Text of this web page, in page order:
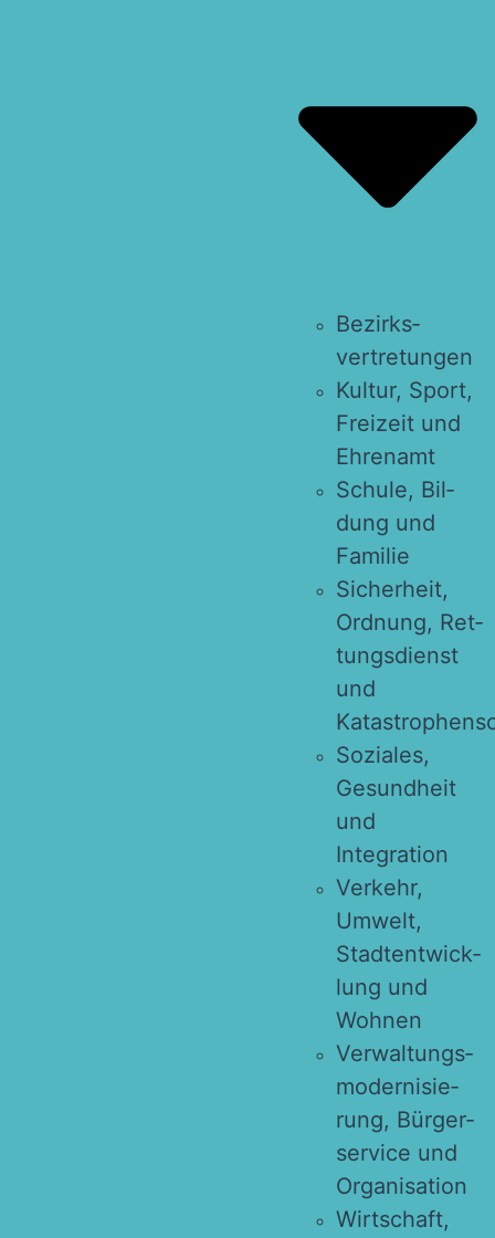
Bezirks­
vertretungen
Kul­tur, Sport,
Frei­zeit und
Ehrenamt
Schu­le, Bil­
dung und
Familie
Sicher­heit,
Ord­nung, Ret­
tungs­dienst
und
Sozia­les,
Gesund­heit
und
Integration
Ver­kehr,
Umwelt,
Stadt­ent­wick­
lung und
Wohnen
Ver­wal­tungs­
mo­der­ni­sie­
rung, Bür­ger­
ser­vice und
Organisation
Wirt­schaft,